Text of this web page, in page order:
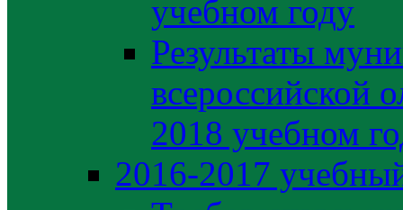
учебном году
Результаты
всероссийской
2018 учебном
2016-2017